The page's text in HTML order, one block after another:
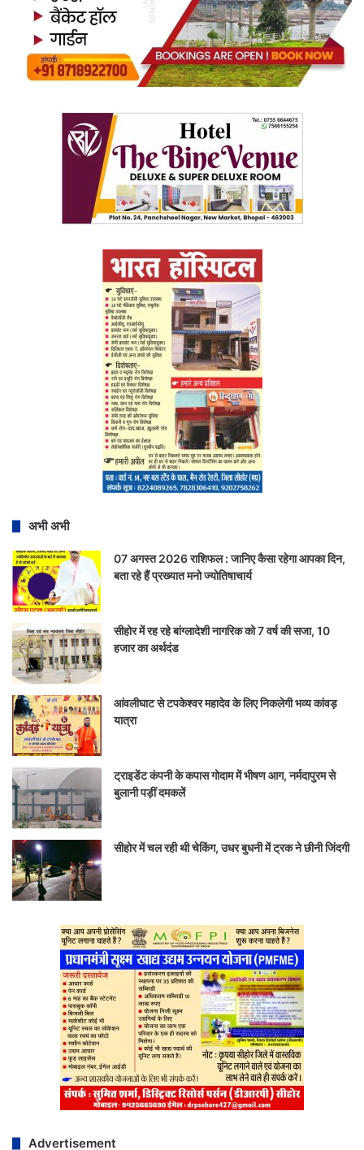
अभी अभी
07 अगस्त 2026 राशिफल : जानिए कैसा रहेगा आपका दिन,
बता रहे हैं प्रख्यात मनो ज्योतिषाचार्य
सीहोर में रह रहे बांग्लादेशी नागरिक को 7 वर्ष की सजा, 10
हजार का अर्थदंड
आंवलीघाट से टपकेश्वर महादेव के लिए निकलेगी भव्य कांवड़
यात्रा
ट्राइडेंट कंपनी के कपास गोदाम में भीषण आग, नर्मदापुरम से
बुलानी पड़ीं दमकलें
सीहोर में चल रही थी चेकिंग, उधर बुधनी में ट्रक ने छीनी जिंदगी
Advertisement